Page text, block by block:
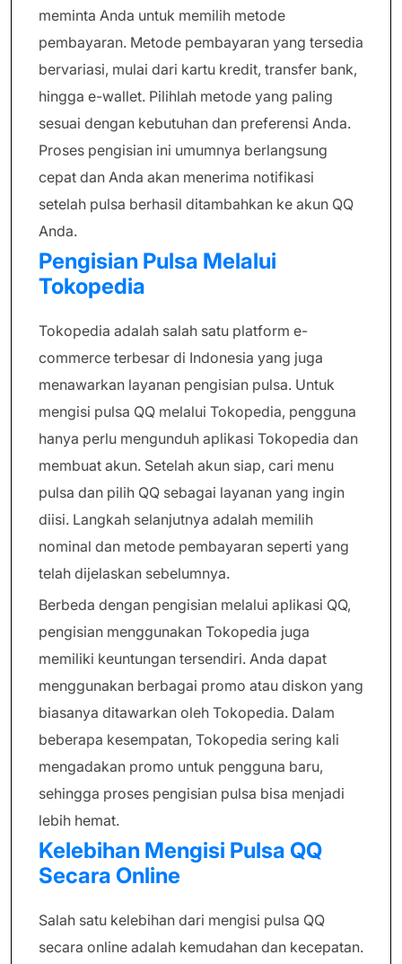
meminta Anda untuk memilih metode
pembayaran. Metode pembayaran yang tersedia
bervariasi, mulai dari kartu kredit, transfer bank,
hingga e-wallet. Pilihlah metode yang paling
sesuai dengan kebutuhan dan preferensi Anda.
Proses pengisian ini umumnya berlangsung
cepat dan Anda akan menerima notifikasi
setelah pulsa berhasil ditambahkan ke akun QQ
Anda.
Pengisian Pulsa Melalui
Tokopedia
Tokopedia adalah salah satu platform e-
commerce terbesar di Indonesia yang juga
menawarkan layanan pengisian pulsa. Untuk
mengisi pulsa QQ melalui Tokopedia, pengguna
hanya perlu mengunduh aplikasi Tokopedia dan
membuat akun. Setelah akun siap, cari menu
pulsa dan pilih QQ sebagai layanan yang ingin
diisi. Langkah selanjutnya adalah memilih
nominal dan metode pembayaran seperti yang
telah dijelaskan sebelumnya.
Berbeda dengan pengisian melalui aplikasi QQ,
pengisian menggunakan Tokopedia juga
memiliki keuntungan tersendiri. Anda dapat
menggunakan berbagai promo atau diskon yang
biasanya ditawarkan oleh Tokopedia. Dalam
beberapa kesempatan, Tokopedia sering kali
mengadakan promo untuk pengguna baru,
sehingga proses pengisian pulsa bisa menjadi
lebih hemat.
Kelebihan Mengisi Pulsa QQ
Secara Online
Salah satu kelebihan dari mengisi pulsa QQ
secara online adalah kemudahan dan kecepatan.